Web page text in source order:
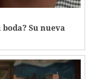
Su nueva